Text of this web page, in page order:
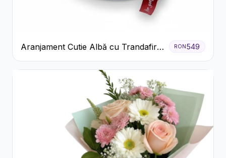
Aranjament Cutie Albă cu Trandafiri
Roșii și Raffaello
RON 549